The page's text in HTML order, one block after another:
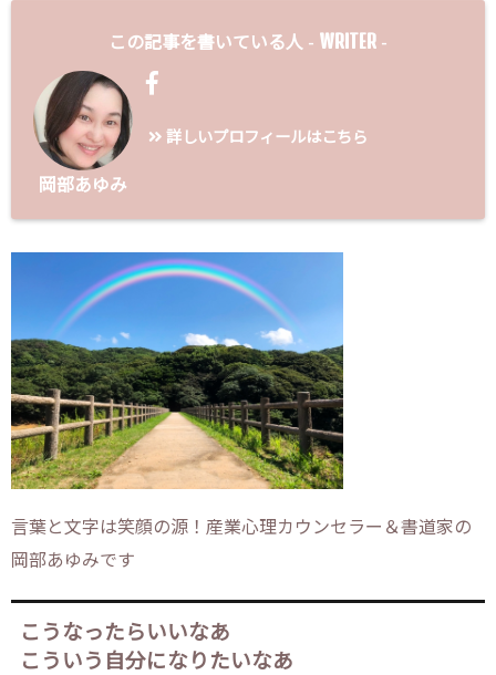
この記事を書いている人 - WRITER -
岡部あゆみ
詳しいプロフィールはこちら
言葉と文字は笑顔の源！産業心理カウンセラー＆書道家の
岡部あゆみです
こうなったらいいなあ
こういう自分になりたいなあ